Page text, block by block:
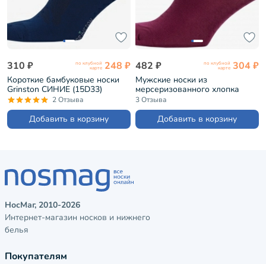
310 ₽ по клубной
карте 248 ₽
Короткие бамбуковые носки
Grinston СИНИЕ (15D33)
2 Отзыва
Добавить в корзину
482 ₽ по клубной
карте 304 ₽
Мужские носки из
мерсеризованного хлопка
Sergio Di Calze БОРДОВЫЕ
(17SC7)
3 Отзыва
Добавить в корзину
НосМаг, 2010-2026
Интернет-магазин носков и нижнего
белья
Покупателям